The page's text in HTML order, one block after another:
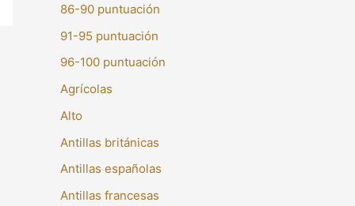
86-90 puntuación
91-95 puntuación
96-100 puntuación
Agrícolas
Alto
Antillas británicas
Antillas españolas
Antillas francesas